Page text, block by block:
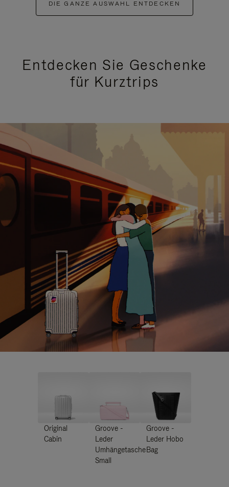
DIE GANZE AUSWAHL ENTDECKEN
Entdecken Sie Geschenke
für Kurztrips
Original
Cabin
Groove -
Leder
Umhängetasche
Small
Groove -
Leder Hobo
Bag